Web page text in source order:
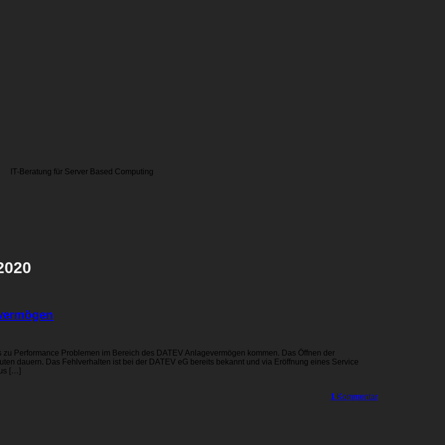
IT-Beratung für Server Based Computing
Performance Problemen im Bereich des DATEV Anlagevermögen kommen. Das Öffnen der
dauern. Das Fehlverhalten ist bei der DATEV eG bereits bekannt und via Eröffnung eines Service
[…]
1 Kommentar